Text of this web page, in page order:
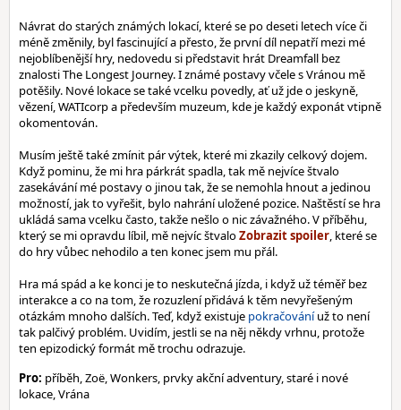
Návrat do starých známých lokací, které se po deseti letech více či
méně změnily, byl fascinující a přesto, že první díl nepatří mezi mé
nejoblíbenější hry, nedovedu si představit hrát Dreamfall bez
znalosti The Longest Journey. I známé postavy včele s Vránou mě
potěšily. Nové lokace se také vcelku povedly, ať už jde o jeskyně,
vězení, WATIcorp a především muzeum, kde je každý exponát vtipně
okomentován.
Musím ještě také zmínit pár výtek, které mi zkazily celkový dojem.
Když pominu, že mi hra párkrát spadla, tak mě nejvíce štvalo
zasekávání mé postavy o jinou tak, že se nemohla hnout a jedinou
možností, jak to vyřešit, bylo nahrání uložené pozice. Naštěstí se hra
ukládá sama vcelku často, takže nešlo o nic závažného. V příběhu,
který se mi opravdu líbil, mě nejvíc štvalo
, které se
do hry vůbec nehodilo a ten konec jsem mu přál.
Hra má spád a ke konci je to neskutečná jízda, i když už téměř bez
interakce a co na tom, že rozuzlení přidává k těm nevyřešeným
otázkám mnoho dalších. Teď, když existuje pokračováníuž to není
tak palčivý problém. Uvidím, jestli se na něj někdy vrhnu, protože
ten epizodický formát mě trochu odrazuje.
Pro: příběh, Zoë, Wonkers, prvky akční adventury, staré i nové
lokace, Vrána